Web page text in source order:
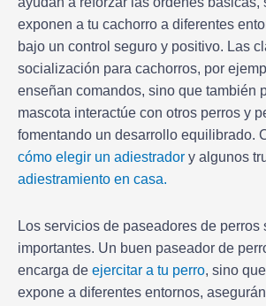
exponen a tu cachorro a diferentes
bajo un control seguro y positivo. Las
socialización para cachorros, por
enseñan comandos, sino que también
mascota interactúe con otros perros y
fomentando un desarrollo equilibrado.
cómo elegir un adiestrador y algunos
adiestramiento en casa.
Los servicios de paseadores de perros
importantes. Un buen paseador de
encarga de ejercitar a tu perro, sino
expone a diferentes entornos,